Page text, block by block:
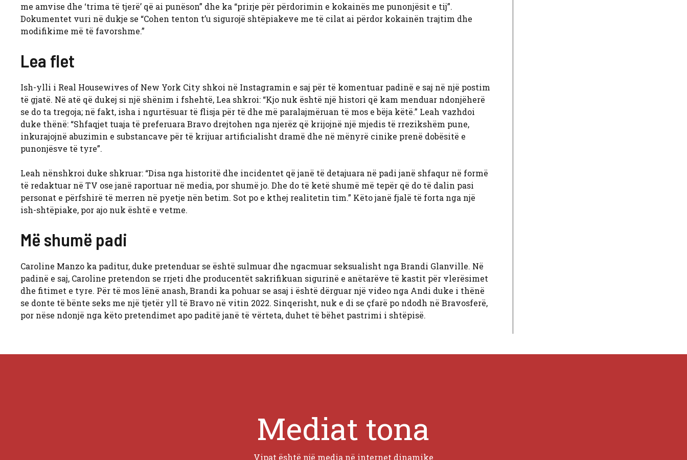
me amvise dhe ‘trima të tjerë’ që ai punëson” dhe ka “prirje për përdorimin e kokainës me punonjësit e tij”.
Dokumentet vuri në dukje se “Cohen tenton t’u sigurojë shtëpiakeve me të cilat ai përdor kokainën trajtim dhe
modifikime më të favorshme.”
Lea flet
Ish-ylli i Real Housewives of New York City shkoi në Instagramin e saj për të komentuar padinë e saj në një postim
të gjatë. Në atë që dukej si një shënim i fshehtë, Lea shkroi: “Kjo nuk është një histori që kam menduar ndonjëherë
se do ta tregoja; në fakt, isha i ngurtësuar të flisja për të dhe më paralajmëruan të mos e bëja këtë.” Leah vazhdoi
duke thënë: “Shfaqjet tuaja të preferuara Bravo drejtohen nga njerëz që krijojnë një mjedis të rrezikshëm pune,
inkurajojnë abuzimin e substancave për të krijuar artificialisht dramë dhe në mënyrë cinike prenë dobësitë e
punonjësve të tyre”.
Leah nënshkroi duke shkruar: “Disa nga historitë dhe incidentet që janë të detajuara në padi janë shfaqur në formë
të redaktuar në TV ose janë raportuar në media, por shumë jo. Dhe do të ketë shumë më tepër që do të dalin pasi
personat e përfshirë të merren në pyetje nën betim. Sot po e kthej realitetin tim.” Këto janë fjalë të forta nga një
ish-shtëpiake, por ajo nuk është e vetme.
Më shumë padi
Caroline Manzo ka paditur, duke pretenduar se është sulmuar dhe ngacmuar seksualisht nga Brandi Glanville. Në
padinë e saj, Caroline pretendon se rrjeti dhe producentët sakrifikuan sigurinë e anëtarëve të kastit për vlerësimet
dhe fitimet e tyre. Për të mos lënë anash, Brandi ka pohuar se asaj i është dërguar një video nga Andi duke i thënë
se donte të bënte seks me një tjetër yll të Bravo në vitin 2022. Sinqerisht, nuk e di se çfarë po ndodh në Bravosferë,
por nëse ndonjë nga këto pretendimet apo paditë janë të vërteta, duhet të bëhet pastrimi i shtëpisë.
Mediat tona
Vipat është një media në internet dinamike